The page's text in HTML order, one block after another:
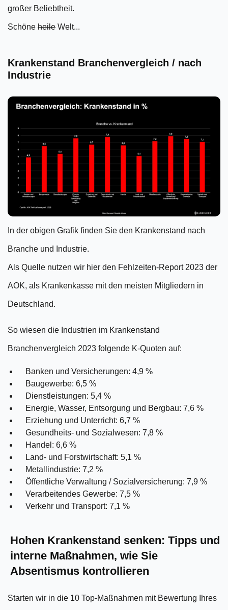
großer Beliebtheit.
Schöne heile Welt...
Krankenstand Branchenvergleich / nach
Industrie
In der obigen Grafik finden Sie den Krankenstand nach
Branche und Industrie.
Als Quelle nutzen wir hier den Fehlzeiten-Report 2023 der
AOK, als Krankenkasse mit den meisten Mitgliedern in
Deutschland.
So wiesen die Industrien im Krankenstand
Branchenvergleich 2023 folgende K-Quoten auf:
Banken und Versicherungen: 4,9 %
Baugewerbe: 6,5 %
Dienstleistungen: 5,4 %
Energie, Wasser, Entsorgung und Bergbau: 7,6 %
Erziehung und Unterricht: 6,7 %
Gesundheits- und Sozialwesen: 7,8 %
Handel: 6,6 %
Land- und Forstwirtschaft: 5,1 %
Metallindustrie: 7,2 %
Öffentliche Verwaltung / Sozialversicherung: 7,9 %
Verarbeitendes Gewerbe: 7,5 %
Verkehr und Transport: 7,1 %
Hohen Krankenstand senken: Tipps und
interne Maßnahmen, wie Sie
Absentismus kontrollieren
Starten wir in die 10 Top-Maßnahmen mit Bewertung Ihres